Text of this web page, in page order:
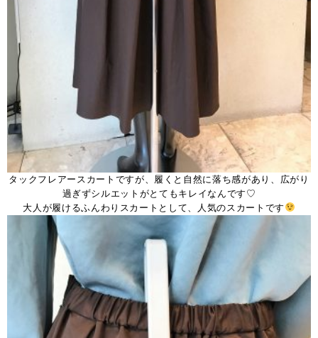
タックフレアースカートですが、履くと自然に落ち感があり、広がり
過ぎずシルエットがとてもキレイなんです♡
大人が履けるふんわりスカートとして、人気のスカートです